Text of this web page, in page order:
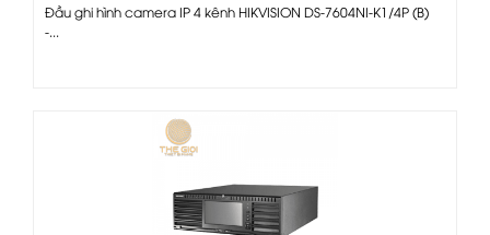
Đầu ghi hình camera IP 4 kênh HIKVISION DS-7604NI-K1/4P (B)
-...